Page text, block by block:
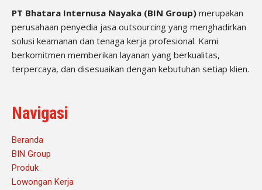
PT Bhatara Internusa Nayaka (BIN Group) merupakan
perusahaan penyedia jasa outsourcing yang menghadirkan
solusi keamanan dan tenaga kerja profesional. Kami
berkomitmen memberikan layanan yang berkualitas,
terpercaya, dan disesuaikan dengan kebutuhan setiap klien.
Navigasi
Beranda
BIN Group
Produk
Lowongan Kerja